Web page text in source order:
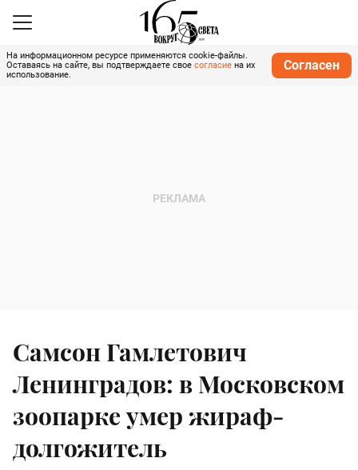
На информационном ресурсе применяются cookie-файлы.
Оставаясь на сайте, вы подтверждаете свое согласие на их
использование.
Согласен
Самсон Гамлетович
Ленинградов: в Московском
зоопарке умер жираф-
долгожитель